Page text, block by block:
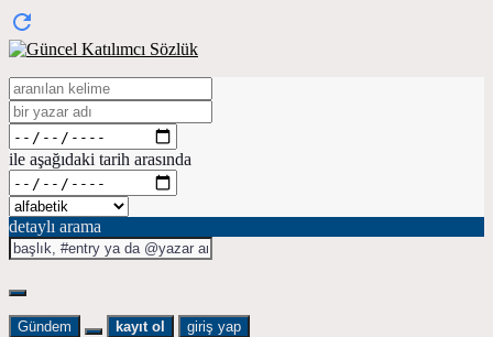
ile aşağıdaki tarih arasında
detaylı arama
Gündem kayıt ol giriş yap